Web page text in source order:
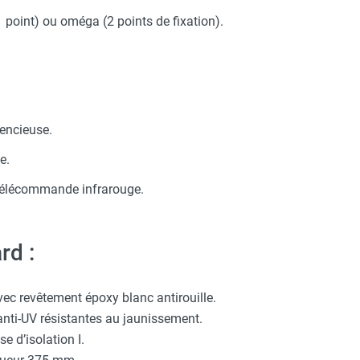
- VORTICE-AXELAIR
VORTICE-AXELAIR
XXL - HUSQVARNA
protège-menton Smartguard PE 10H - HUSQVARNA
ou oméga (2 points de fixation).
infrarouge.
:
revêtement époxy blanc antirouille.
UV résistantes au jaunissement.
d’isolation I.